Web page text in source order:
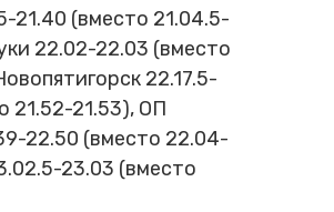
21.40 (вместо 21.04.5-
22.02-22.03 (вместо
22.17.5-
21.52-21.53), ОП
22.50 (вместо 22.04-
23.03 (вместо